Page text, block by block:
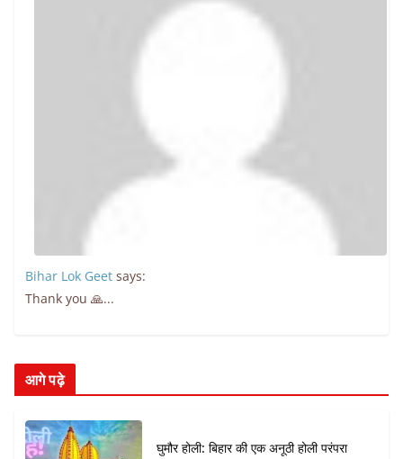
Bihar Lok Geet says:
Thank you 🙏...
आगे पढ़े
घुमौर होली: बिहार की एक अनूठी होली परंपरा